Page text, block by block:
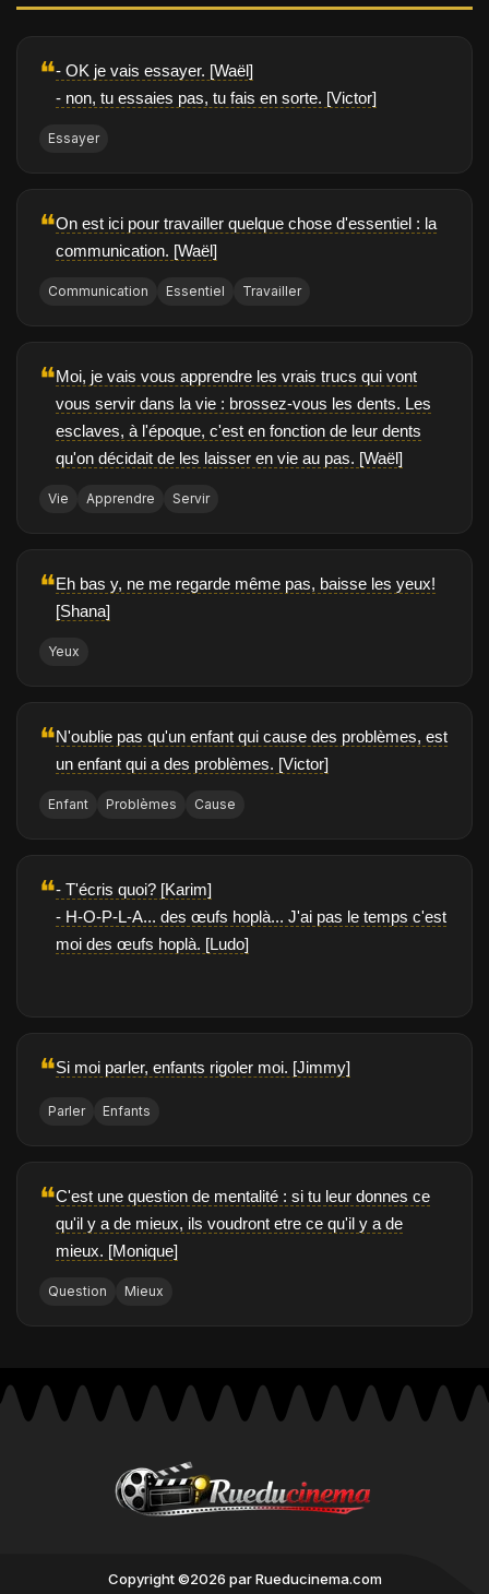
❝- OK je vais essayer. [Waël]
- non, tu essaies pas, tu fais en sorte. [Victor]
Essayer
❝On est ici pour travailler quelque chose d'essentiel : la
communication. [Waël]
Communication Essentiel Travailler
❝Moi, je vais vous apprendre les vrais trucs qui vont
vous servir dans la vie : brossez-vous les dents. Les
esclaves, à l'époque, c'est en fonction de leur dents
qu'on décidait de les laisser en vie au pas. [Waël]
Vie Apprendre Servir
❝Eh bas y, ne me regarde même pas, baisse les yeux!
[Shana]
Yeux
❝N'oublie pas qu'un enfant qui cause des problèmes, est
un enfant qui a des problèmes. [Victor]
Enfant Problèmes Cause
❝- T'écris quoi? [Karim]
- H-O-P-L-A... des œufs hoplà... J'ai pas le temps c'est
moi des œufs hoplà. [Ludo]
❝Si moi parler, enfants rigoler moi. [Jimmy]
Parler Enfants
❝C'est une question de mentalité : si tu leur donnes ce
qu'il y a de mieux, ils voudront etre ce qu'il y a de
mieux. [Monique]
Question Mieux
Copyright ©2026 par Rueducinema.com